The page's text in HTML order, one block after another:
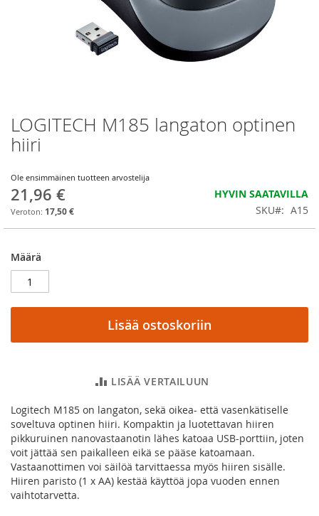
Skip
to
the
of
the
images
LOGITECH M185 langaton optinen
hiiri
Ole ensimmäinen tuotteen arvostelija
21,96 €
17,50 €
HYVIN SAATAVILLA
SKU
A15
Määrä
Lisää ostoskoriin
LISÄÄ VERTAILUUN
Logitech M185 on langaton, sekä oikea- että vasenkätiselle
soveltuva optinen hiiri. Kompaktin ja luotettavan hiiren
pikkuruinen nanovastaanotin lähes katoaa USB-porttiin, joten
voit jättää sen paikalleen eikä se pääse katoamaan.
Vastaanottimen voi säilöä tarvittaessa myös hiiren sisälle.
Hiiren paristo (1 x AA) kestää käyttöä jopa vuoden ennen
vaihtotarvetta.